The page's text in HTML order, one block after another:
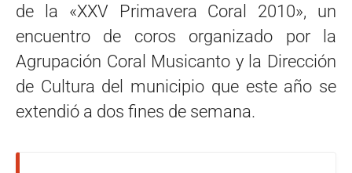
de la «XXV Primavera Coral 2010», un
encuentro de coros organizado por la
Agrupación Coral Musicanto y la Dirección
de Cultura del municipio que este año se
extendió a dos fines de semana.